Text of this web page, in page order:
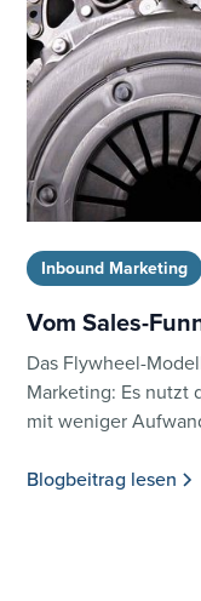
Inbound Marketing
Vom Sales-
Das Flywheel-
Marketing: Es nutzt
mit weniger
Blogbeitrag lesen